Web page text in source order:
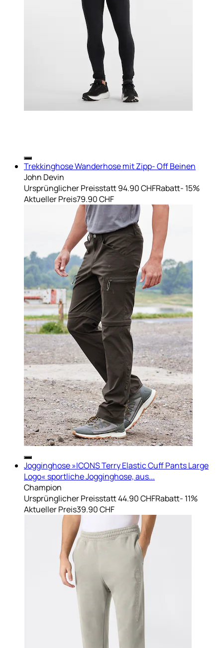
Trekkinghose Wanderhose mit Zipp- Off Beinen
John Devin
Ursprünglicher Preisstatt 94.90 CHFRabatt- 15%
Aktueller Preis79.90 CHF
Jogginghose »ICONS Terry Elastic Cuff Pants Large
Logo« sportliche Jogginghose, aus...
Champion
Ursprünglicher Preisstatt 44.90 CHFRabatt- 11%
Aktueller Preis39.90 CHF